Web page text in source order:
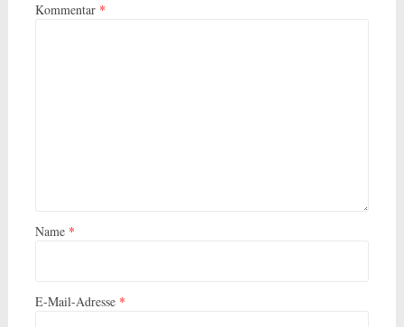
Kommentar *
Name *
E-Mail-Adresse *